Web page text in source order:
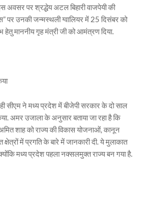
अवसर पर श्रद्धेय अटल बिहारी वाजपेयी की
पर उनकी जन्मस्थली ग्वालियर में 25 दिसंबर को
माननीय गृह मंत्री जी को आमंत्रण दिया.
सीएम ने मध्य प्रदेश में बीजेपी सरकार के दो साल
अमर उजाला के अनुसार बताया जा रहा है कि
शाह को राज्य की विकास योजनाओं, कानून
में प्रगति के बारे में जानकारी दी. ये मुलाकात
मध्य प्रदेश पहला नक्सलमुक्त राज्य बन गया है.